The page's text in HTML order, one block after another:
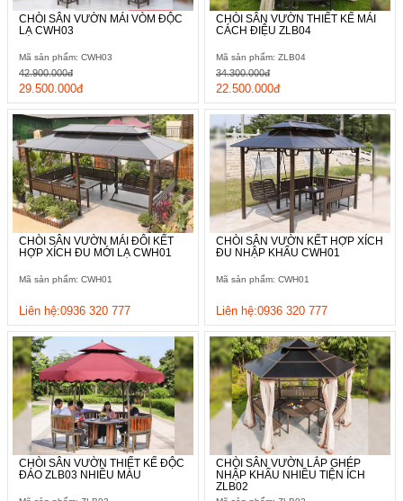
Bàn ghế gỗ nhựa, khung hợp kim thép
Bộ bàn ghế đi kèm với chòi CWH04 có khung thép kết hợp
thanh nan gỗ nhựa, mang lại vẻ đẹp tự nhiên mà vẫn bền bỉ.
Chất liệu gỗ nhựa không chỉ chống trầy xước, không bị cong
vênh hay mài mòn mà còn cách nhiệt tốt, rất dễ dàng để làm
sạch và duy trì
CHÒI SÂN VƯỜN MÁI VÒM ĐỘC
LẠ CWH03
Mã sản phẩm: CWH03
29.500.000đ
42.900.000đ
CHÒI SÂN VƯỜN THIẾT KẾ MÁI
CÁCH ĐIỆU ZLB04
Mã sản phẩm: ZLB04
22.500.000đ
34.300.000đ
CHÒI SÂN VƯỜN MÁI ĐÔI KẾT
HỢP XÍCH ĐU MỚI LẠ CWH01
Mã sản phẩm: CWH01
Liên hệ:0936 320 777
CHÒI SÂN VƯỜN KẾT HỢP XÍCH
ĐU NHẬP KHẨU CWH01
Mã sản phẩm: CWH01
Liên hệ:0936 320 777
CHÒI SÂN VƯỜN THIẾT KẾ ĐỘC
ĐÁO ZLB03 NHIỀU MÀU
CHÒI SÂN VƯỜN LẮP GHÉP
NHẬP KHẨU NHIỀU TIỆN ÍCH
ZLB02